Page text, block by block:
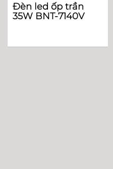
Đèn led ốp trần
35W BNT-7140V